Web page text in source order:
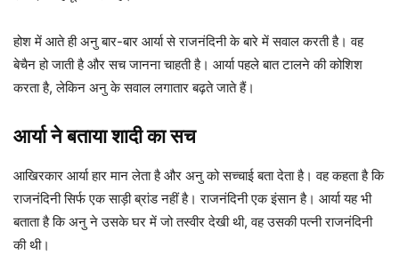
होश में आते ही अनु बार-बार आर्या से राजनंदिनी के बारे में सवाल करती है। वह
बेचैन हो जाती है और सच जानना चाहती है। आर्या पहले बात टालने की कोशिश
करता है, लेकिन अनु के सवाल लगातार बढ़ते जाते हैं।
आर्या ने बताया शादी का सच
आखिरकार आर्या हार मान लेता है और अनु को सच्चाई बता देता है। वह कहता है कि
राजनंदिनी सिर्फ एक साड़ी ब्रांड नहीं है। राजनंदिनी एक इंसान है। आर्या यह भी
बताता है कि अनु ने उसके घर में जो तस्वीर देखी थी, वह उसकी पत्नी राजनंदिनी
की थी।